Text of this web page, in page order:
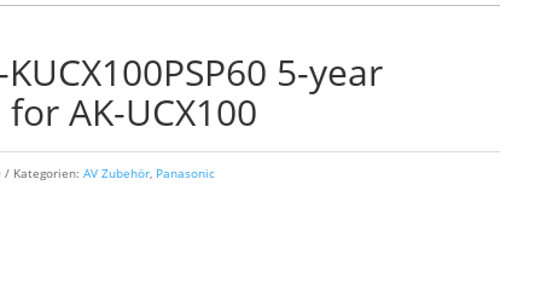
5-year
AK-UCX100
Kategorien:AV Zubehör, Panasonic